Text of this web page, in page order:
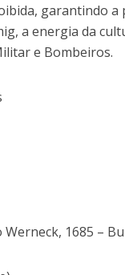
garantindo a
a energia da
e Bombeiros.
1685 –